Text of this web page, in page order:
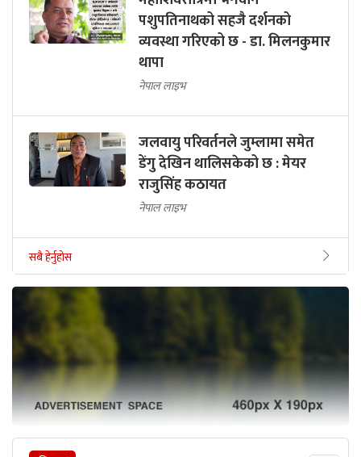
पशुपतिनाथको सहजै दर्शनको
व्यवस्था गरिएको छ - डा. मिलनकुमार
थापा
नेपाल लाइभ
जलवायु परिवर्तनले जुम्लामा समेत
डेंगु देखिन थालिसकेको छ : मेयर
राजुसिंह कठायत
नेपाल लाइभ
सबै हेर्नुहोस